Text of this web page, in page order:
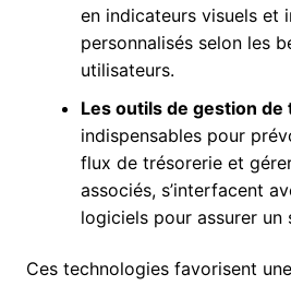
en indicateurs visuels et
personnalisés selon les
utilisateurs.
Les outils de gestion
indispensables pour
flux de trésorerie et
associés, s’interfacent
logiciels pour assurer un
Ces technologies favorisent